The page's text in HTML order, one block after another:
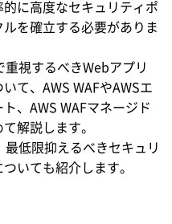
に高度なセキュリティポ
を確立する必要がありま
視するべきWebアプリ
て、AWS WAFやAWSエ
、AWS WAFマネージド
解説します。
最低限抑えるべきセキュリ
いても紹介します。